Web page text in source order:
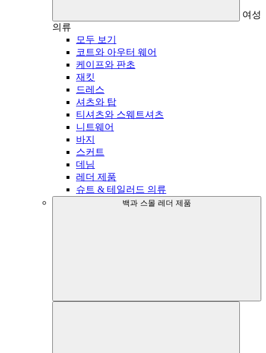
여성
의류
모두 보기
코트와 아우터 웨어
케이프와 판초
재킷
드레스
셔츠와 탑
티셔츠와 스웨트셔츠
니트웨어
바지
스커트
데님
레더 제품
슈트 & 테일러드 의류
백과 스몰 레더 제품